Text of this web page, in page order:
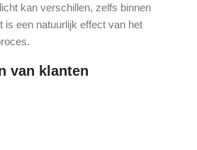
kan verschillen, zelfs binnen
is een natuurlijk effect van het
van klanten